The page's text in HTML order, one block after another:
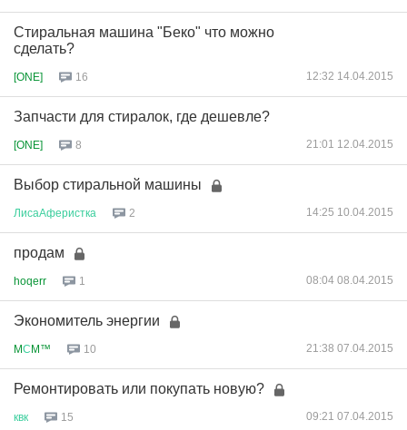
Стиральная машина "Беко" что можно
сделать?
[ONE] 16 12:32 14.04.2015
Запчасти для стиралок, где дешевле?
[ONE] 8 21:01 12.04.2015
Выбор стиральной машины
ЛисаАферистка 2 14:25 10.04.2015
продам
hoqerr 1 08:04 08.04.2015
Экономитель энергии
MСM™ 10 21:38 07.04.2015
Ремонтировать или покупать новую?
квк 15 09:21 07.04.2015